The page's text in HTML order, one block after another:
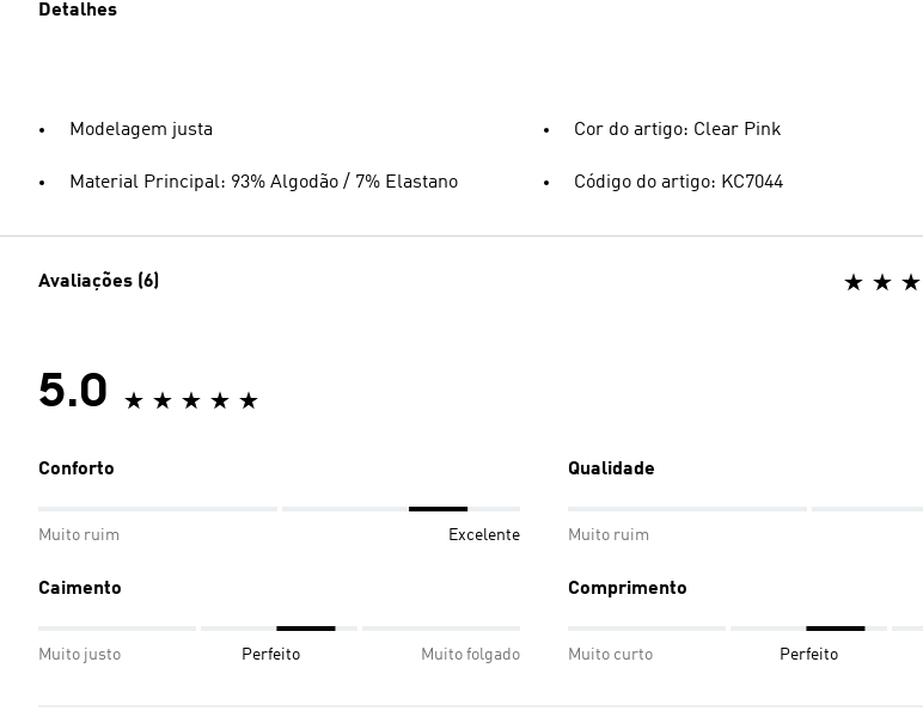
Detalhes
Modelagem justa
Material Principal: 93% Algodão / 7% Elastano
Cor do artigo: Clear Pink
Código do artigo: KC7044
Avaliações (6)
5.0
Conforto
Muito ruim Excelente
Qualidade
Muito ruim
Caimento
Muito justo Perfeito Muito folgado
Comprimento
Muito curto Perfeito